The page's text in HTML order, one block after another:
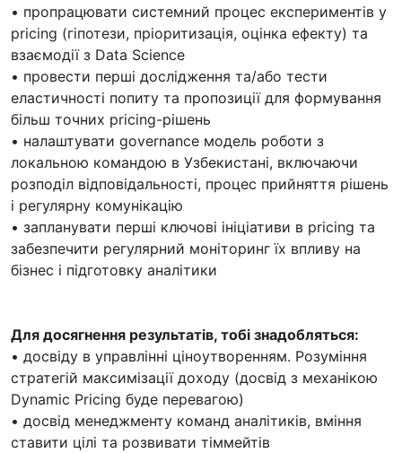
• пропрацювати системний процес експериментів у
pricing (гіпотези, пріоритизація, оцінка ефекту) та
взаємодії з Data Science
• провести перші дослідження та/або тести
еластичності попиту та пропозиції для формування
більш точних pricing-рішень
• налаштувати governance модель роботи з
локальною командою в Узбекистані, включаючи
розподіл відповідальності, процес прийняття рішень
і регулярну комунікацію
• запланувати перші ключові ініціативи в pricing та
забезпечити регулярний моніторинг їх впливу на
бізнес і підготовку аналітики
Для досягнення результатів, тобі знадобляться:
• досвіду в управлінні ціноутворенням. Розуміння
стратегій максимізації доходу (досвід з механікою
Dynamic Pricing буде перевагою)
• досвід менеджменту команд аналітиків, вміння
ставити цілі та розвивати тіммейтів